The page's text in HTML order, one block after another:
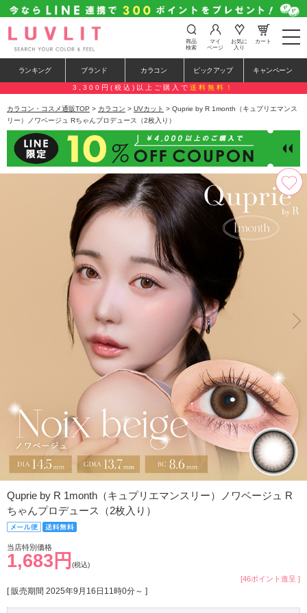
t
o
e
n
a
a
i
o
n
商品
検索
マイ
ページ
お気に
入り
カート
ランキング ブランド カラコン ピックアップ キャンペーン
3,300円(税込)以上ご購入で 送料無料！
カラコン・コスメ通販TOP > カラコン > UVカット > Quprie by R 1month（キュプリエマンス
リー）ノワベージュ Rちゃんプロデュース（2枚入り）
Quprie by R 1month（キュプリエマンスリー）ノワベージュ R
ちゃんプロデュース（2枚入り）
当店特別価格
1,683円 (税込)
[46ポイント進呈 ]
[ 販売期間 2025年9月16日11時0分～ ]